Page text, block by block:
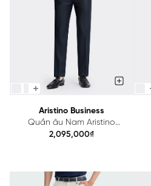
Aristino Business
Quần âu Nam Aristino
Business Wool 1TR0110Z
2,095,000₫